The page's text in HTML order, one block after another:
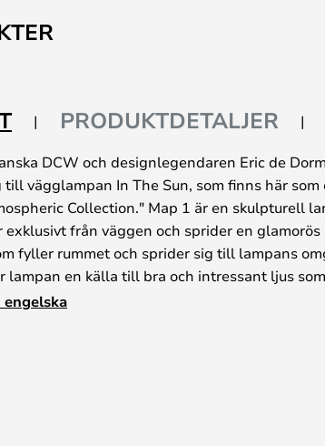
PRODUKTDETALJER
DCW och designlegendaren Eric de
till vägglampan In The Sun, som finns här som
Collection." Map 1 är en skulpturell
exklusivt från väggen och sprider en glamorös
fyller rummet och sprider sig till lampans
lampan en källa till bra och intressant ljus
små hål och skapar ljus- och skuggspel på
engelska